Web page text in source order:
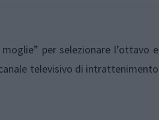
per selezionare l’ottavo e
televisivo di intrattenimento